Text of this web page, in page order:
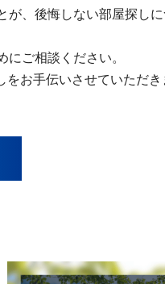
が、後悔しない部屋探し
ご相談ください。
をお手伝いさせていただき